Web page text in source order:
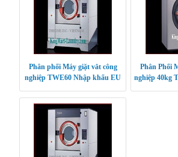
Phân phối Máy giặt vắt công
nghiệp TWE60 Nhập khẩu EU
Phân Phối
nghiệp 40kg